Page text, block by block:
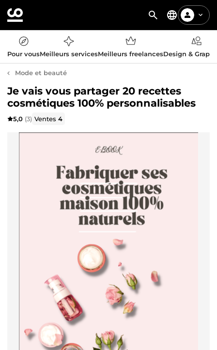
Pour vousMeilleurs servicesMeilleurs freelancesDesign &
Mode et beauté
Je vais vous partager 20 recettes
cosmétiques 100% personnalisables
5,0 (3) Ventes4